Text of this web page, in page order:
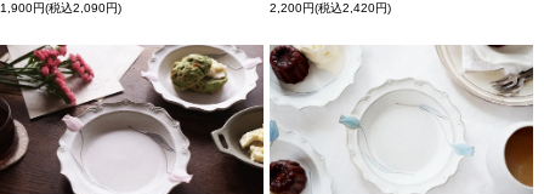
1,900円(税込2,090円)
2,200円(税込2,420円)